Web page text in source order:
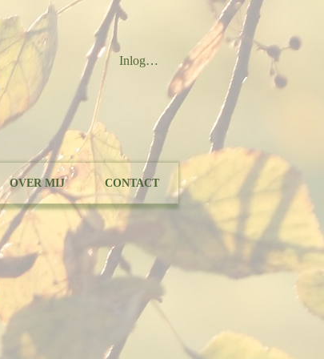
Inloggen
OVER MIJ CONTACT